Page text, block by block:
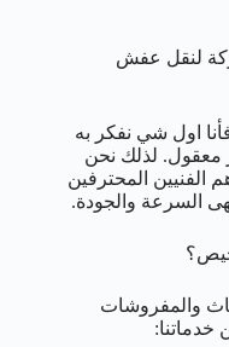
لنقل عفش
اول شي نفكر به
لذلك نحن
المحترفين
السرعة والجودة.
والمفروشات
خدماتنا: